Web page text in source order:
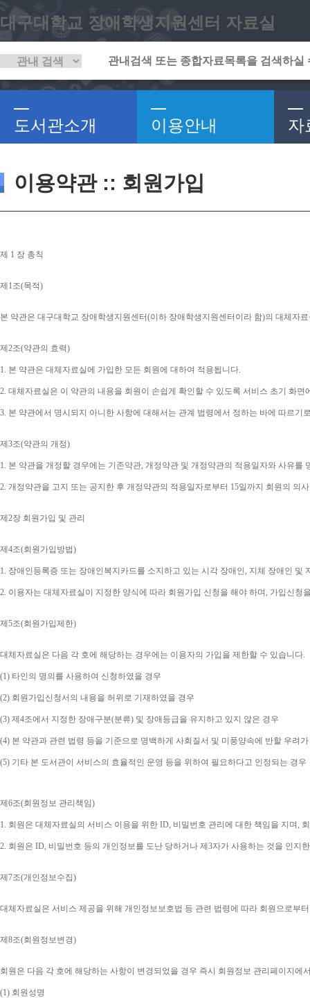
대구대학교 장애학생지원센터 자료실
도서관소개 이용안내 자
이용약관 :: 회원가입
제 1 장 총칙
제 1조(목적)
본 약관은 대구대학교 장애학생지원센터(이하 장애학생지원센터이라 함)의 대체자
제 2조(약관의 효력)
1. 본 약관은 대체자료실에 가입한 모든 회원에 대하여 적용됩니다.
2. 대체자료실은 이 약관의 내용을 회원이 손쉽게 확인할 수 있도록 서비스 초기 화면
3. 본 약관에서 명시되지 아니한 사항에 대해서는 관계 법령에서 정하는 바에 따르기
제 3조(약관의 개정)
1. 본 약관을 개정할 경우에는 기존약관, 개정약관 및 개정약관의 적용일자와 사유를
2. 개정약관을 고지 또는 공지한 후 개정약관의 적용일자로부터 15일까지 회원의 의
제 2장 회원가입 및 관리
제 4조(회원가입방법)
1. 장애인등록증 또는 장애인복지카드를 소지하고 있는 시각 장애인, 지체 장애인 및
2. 이용자는 대체자료실이 지정한 양식에 따라 회원가입 신청을 해야 하며, 가입신청
제 5조(회원가입제한)
대체자료실은 다음 각 호에 해당하는 경우에는 이용자의 가입을 제한할 수 있습니다.
(1) 타인의 명의를 사용하여 신청하였을 경우
(2) 회원가입신청서의 내용을 허위로 기재하였을 경우
(3) 제 4조에서 지정한 장애구분(분류) 및 장애등급을 유지하고 있지 않은 경우
(4) 본 약관과 관련 법령 등을 기준으로 명백하게 사회질서 및 미풍양속에 반할 우려
(5) 기타 본 도서관이 서비스의 효율적인 운영 등을 위하여 필요하다고 인정되는 경우
제 6조(회원정보 관리책임)
1. 회원은 대체자료실의 서비스 이용을 위한 ID, 비밀번호 관리에 대한 책임을 지며,
2. 회원은 ID, 비밀번호 등의 개인정보를 도난 당하거나 제 3자가 사용하는 것을 인지
제 7조(개인정보수집)
대체자료실은 서비스 제공을 위해 개인정보보호법 등 관련 법령에 따라 회원으로부
제 8조(회원정보변경)
회원은 다음 각 호에 해당하는 사항이 변경되었을 경우 즉시 회원정보 관리페이지에
(1) 회원성명